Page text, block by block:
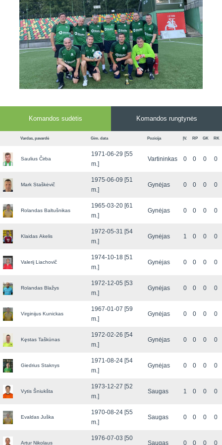
7x7 vasaros
Lyga 8x8
Įmonių lyga
SFL rudens
Snaigės taurė
VRFS Futsal
Cup
Aukštaitijos
senjorų
čempionatas
Euro2016
Vilnius
Komandos sudėtis Komandos rungtynės
Vardas, pavardė Gim. data Pozicija ĮV. RP GK RK
Saulius Čirba
1971-06-29 [55
m.]
Vartininkas 0 0 0 0
Mark Staškėvič
1975-06-09 [51
m.]
Gynėjas 0 0 0 0
Rolandas Baltušnikas
1965-03-20 [61
m.]
Gynėjas 0 0 0 0
Klaidas Akelis
1972-05-31 [54
m.]
Gynėjas 1 0 0 0
Valerij Liachovič
1974-10-18 [51
m.]
Gynėjas 0 0 0 0
Rolandas Blažys
1972-12-05 [53
m.]
Gynėjas 0 0 0 0
Virginijus Kunickas
1967-01-07 [59
m.]
Gynėjas 0 0 0 0
Kęstas Taškūnas
1972-02-26 [54
m.]
Gynėjas 0 0 0 0
Giedrius Staknys
1971-08-24 [54
m.]
Gynėjas 0 0 0 0
Vytis Šniukšta
1973-12-27 [52
m.]
Saugas 1 0 0 0
Evaldas Juška
1970-08-24 [55
m.]
Saugas 0 0 0 0
Artur Nikolaus
1976-07-03 [50
Saugas 0 0 0 0